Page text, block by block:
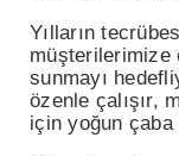
Yılların
müşterilerimize
sunmayı
özenle çalışır,
için yoğun